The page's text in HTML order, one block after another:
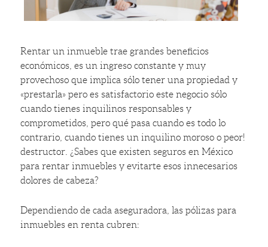
Rentar un inmueble trae grandes beneficios
económicos, es un ingreso constante y muy
provechoso que implica sólo tener una propiedad y
«prestarla» pero es satisfactorio este negocio sólo
cuando tienes inquilinos responsables y
comprometidos, pero qué pasa cuando es todo lo
contrario, cuando tienes un inquilino moroso o peor!
destructor. ¿Sabes que existen seguros en México
para rentar inmuebles y evitarte esos innecesarios
dolores de cabeza?
Dependiendo de cada aseguradora, las pólizas para
inmuebles en renta cubren: